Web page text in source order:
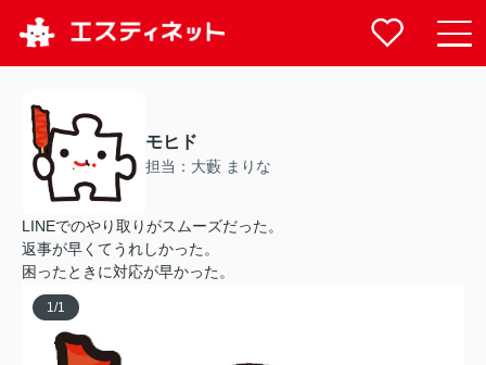
モヒド
担当：大藪 まりな
LINEでのやり取りがスムーズだった。
返事が早くてうれしかった。
困ったときに対応が早かった。
1 /1